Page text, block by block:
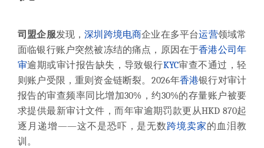
司盟企服发现，深圳 跨境电商企业在多平台运营领域常
面临银行账户突然被冻结的痛点，原因在于香港公司年
审逾期或审计报告缺失，导致银行KYC审查不通过，轻
则账户受限，重则资金链断裂。2026年香港银行对审计
报告的审查频率同比增加30%，约30%的存量账户被要
求提供最新审计文件，而年审逾期罚款更从HKD 870起
逐月递增——这不是恐吓，是无数跨境卖家的血泪教
训。